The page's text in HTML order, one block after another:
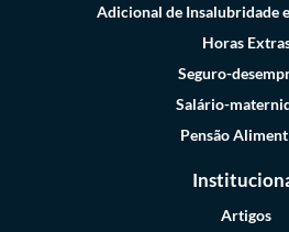
Adicional de Insalubridade
Horas
Seguro-
Salário-
Pensão
Artigos